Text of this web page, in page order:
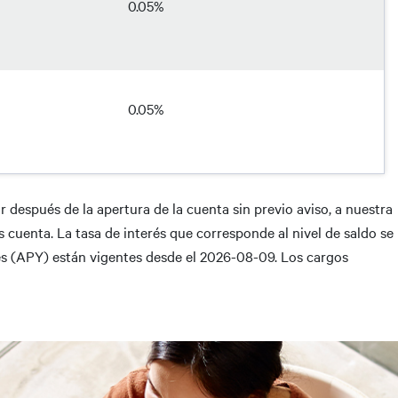
0.05%
0.05%
de la apertura de la cuenta sin previo aviso, a nuestra
La tasa de interés que corresponde al nivel de saldo se
(APY) están vigentes desde el 2026-08-09. Los cargos